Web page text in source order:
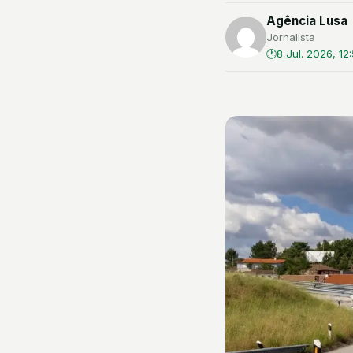
Agência Lusa
Jornalista
8 Jul. 2026,